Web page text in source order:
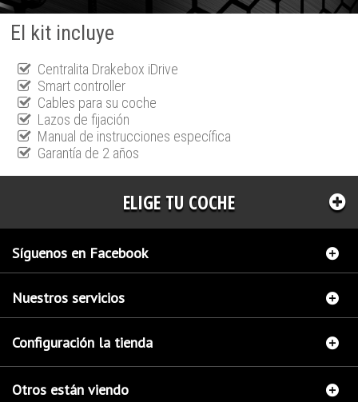
El kit incluye
Centralita Drakebox iDrive
Smart controller
Cables para su coche
Lazos de fijación
Manual de instrucciones específica
Garantía de 2 años
ELIGE TU COCHE
Síguenos en Facebook
Nuestros servicios
Configuración la tienda
Otros están viendo